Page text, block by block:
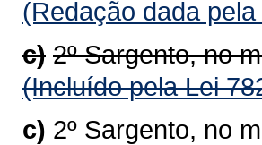
(Redação dada
c) 2º Sargento, no
(Incluído pela Lei
c) 2º Sargento, no